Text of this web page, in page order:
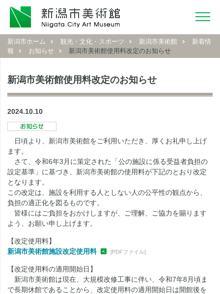
新潟市ホーム 観光・文化・スポーツ 新潟市美術館
新着情
報
お知らせ 新潟市美術館使用料改定のお知らせ
新潟市美術館使用料改定のお知らせ
2024.10.10
日頃より、新潟市美術館をご利用いただき、厚くお礼申し上げ
ます。
さて、令和6年3月に策定された「公の施設に係る受益者負担の
設定基準」に基づき、新潟市美術館の使用料が下記のとおり改定
となります。
この改定は、施設を利用する人としない人の公平性の観点から、
負担の適正化を図るものです。
皆様にはご負担をおかけしますが、ご理解、ご協力を賜ります
よう、お願い申し上げます。
【改定使用料】
新潟市美術館施設改定使用料
[PDFファイル]
【改定使用料の適用開始日】
新潟市美術館は現在、大規模改修工事に伴い、令和7年8月頃ま
で長期休館であることから、改定使用料の適用開始日は開館後を